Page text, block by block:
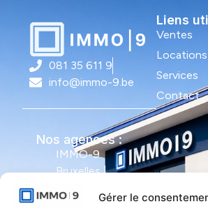
Gérer le
081 35 611 9
info@immo-9.be
Nos agences :
IMMO-9
Bruxelles |
491 - bte 12 |
Liens
Ventes
Locations
Services
Contact